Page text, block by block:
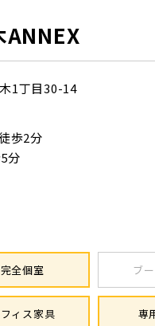
ANNEX
1丁目30-14
歩2分
分
完全個室 ブ
ィス家具 専